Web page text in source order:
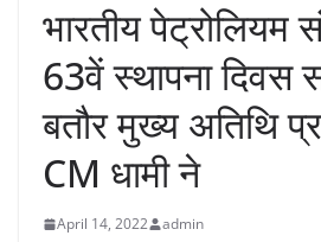
भारतीय पेट्रोलियम
63वें स्थापना दिवस
बतौर मुख्य अतिथि
CM धामी ने
April 14, 2022 admin